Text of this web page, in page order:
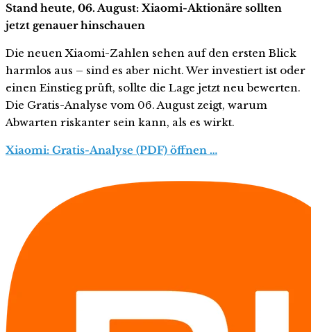
Stand heute, 06. August: Xiaomi-Aktionäre sollten
jetzt genauer hinschauen
Die neuen Xiaomi-Zahlen sehen auf den ersten Blick
harmlos aus – sind es aber nicht. Wer investiert ist oder
einen Einstieg prüft, sollte die Lage jetzt neu bewerten.
Die Gratis-Analyse vom 06. August zeigt, warum
Abwarten riskanter sein kann, als es wirkt.
Xiaomi: Gratis-Analyse (PDF) öffnen …